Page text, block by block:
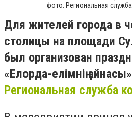
фото: Региональная
Для жителей города в
столицы на площади
был организован
«Елорда-елімнің
Региональная служба